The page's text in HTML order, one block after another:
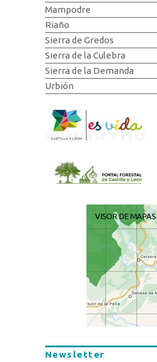
Mampodre
Riaño
Sierra de Gredos
Sierra de la Culebra
Sierra de la Demanda
Urbión
Newsletter